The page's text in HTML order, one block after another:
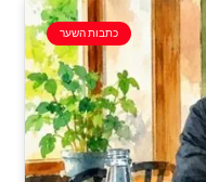
כתבות השער